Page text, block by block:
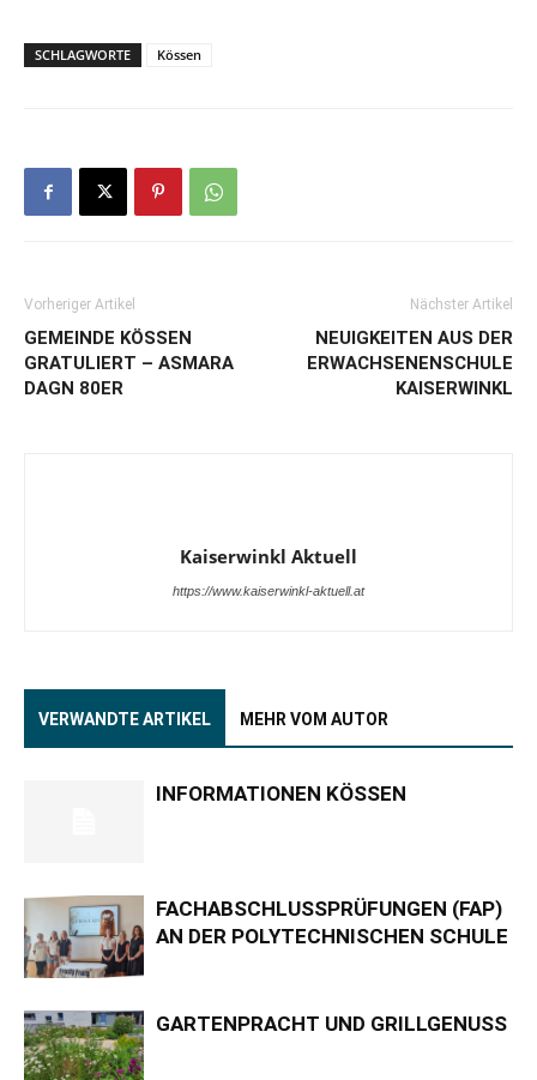
SCHLAGWORTE Kössen
Vorheriger Artikel
GEMEINDE KÖSSEN
GRATULIERT – ASMARA
DAGN 80ER
Nächster Artikel
NEUIGKEITEN AUS DER
ERWACHSENENSCHULE
KAISERWINKL
Kaiserwinkl Aktuell
https://www.kaiserwinkl-aktuell.at
VERWANDTE ARTIKEL MEHR VOM AUTOR
INFORMATIONEN KÖSSEN
FACHABSCHLUSSPRÜFUNGEN (FAP)
AN DER POLYTECHNISCHEN SCHULE
GARTENPRACHT UND GRILLGENUSS